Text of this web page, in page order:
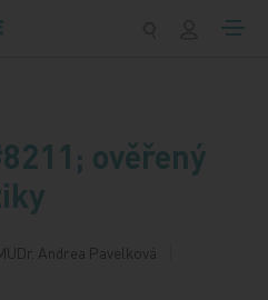
ověřený
Andrea Pavelková